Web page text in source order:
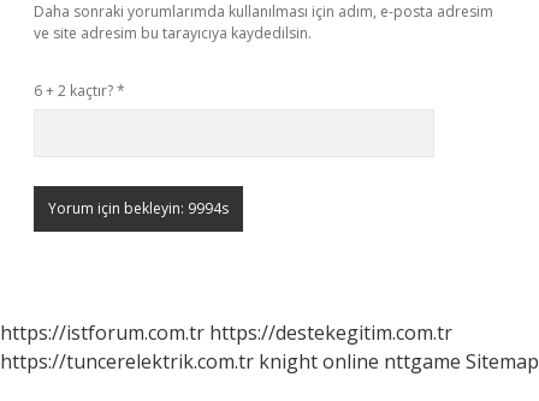
Daha sonraki yorumlarımda kullanılması için adım, e-posta adresim
ve site adresim bu tarayıcıya kaydedilsin.
6 + 2 kaçtır?*
https://istforum.com.tr https://destekegitim.com.tr
https://tuncerelektrik.com.tr knight online nttgame Sitemap